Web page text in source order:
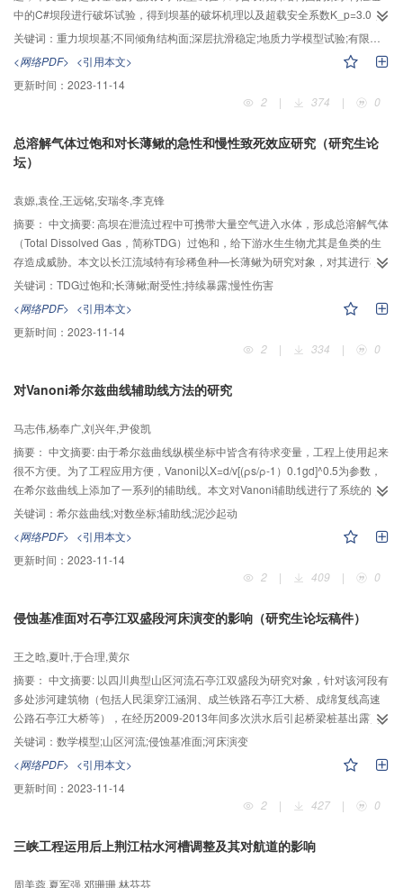
中的C#坝段进行破坏试验，得到坝基的破坏机理以及超载安全系数K_p=3.0，
再采用有限元，对天然坝基存在的不同倾角结构面进行多种组合计算分析，得
到含单倾斜结构面坝基超载安全系数K_c=2.6、双倾斜结构面坝基超载安全系数
K_c=2.4。研究结果表明：对于含双倾斜结构面的重力坝坝基，模型试验与有限
元计算所得的大坝破坏失稳过程相似，模型试验得到的超载安全系数略大于有
限元计算所得超载安全系数；含不同倾角结构面重力坝坝基，其失稳滑动模式
示了含不同倾角结构面的重力坝坝基深层滑动的破坏机理。
关键词： 重力坝坝基;不同倾角结构面;深层抗滑稳定;地质力学模型试验;有限元计算
<网络PDF> <引用本文>
更新时间： 2023-11-14
2
| 374 | 0
总溶解气体过饱和对长薄鳅的急性和慢性致死效应研究（研究生论
坛）
袁嫄,袁佺,王远铭,安瑞冬,李克锋
摘要： 中文摘要: 高坝在泄流过程中可携带大量空气进入水体，形成总溶解气体
（Total Dissolved Gas，简称TDG）过饱和，给下游水生生物尤其是鱼类的生
存造成威胁。本文以长江流域特有珍稀鱼种—长薄鳅为研究对象，对其进行不
同TDG饱和度下致死实验和再暴露实验，旨在研究长薄鳅对TDG过饱和水体的
耐受性以及低饱和度对其的慢性伤害作用。结果表明长薄鳅连续暴露在TDG饱
和度为120%、130%和140%的水体中的半致死时间分别为152.81h、64.02h
和14.89h。将在110%和120%饱和度下暴露96h后存活的长薄鳅，再次放入到
140%浓度下进行暴露，该情况下两组的半致死时间为8.72h和7.14h，较原
120%饱和度下暴露96h后存活的长薄鳅，再次放入130%浓度下进行暴露，该
致死时间快25.56%、75.81%。结果表明TDG低饱和度水体对长薄鳅有慢性伤
害的影响。
关键词： TDG过饱和;长薄鳅;耐受性;持续暴露;慢性伤害
<网络PDF> <引用本文>
更新时间： 2023-11-14
2
| 334 | 0
对Vanoni希尔兹曲线辅助线方法的研究
马志伟,杨奉广,刘兴年,尹俊凯
摘要： 中文摘要: 由于希尔兹曲线纵横坐标中皆含有待求变量，工程上使用起来
很不方便。为了工程应用方便，Vanoni以X=d/v[(ρs/ρ-1）0.1gd]^0.5为参数，
在希尔兹曲线上添加了一系列的辅助线。本文对Vanoni辅助线进行了系统的研
究，发现辅助线参数X其实就是无因次粒径d*的函数。为了构造辅助线，还需要
构造θ-X过渡线，这个过渡线，其实就是θ-d*曲线的变异。拟合了辅助线方程，
数学上证明了其斜率为2。同时发现辅助线直线方程的另一系数就是辅助线与直
线Re*=1的交点处的lgθ值。进一步完善了Vanoni辅助线，将其扩展到了
0.01≤Re*≤1000的区域内。在Re*<1区域内，辅助线转到了θ=0.1轴线的上方，
关键词： 希尔兹曲线;对数坐标;辅助线;泥沙起动
<网络PDF> <引用本文>
更新时间： 2023-11-14
2
| 409 | 0
侵蚀基准面对石亭江双盛段河床演变的影响（研究生论坛稿件）
王之晗,夏叶,于合理,黄尔
摘要： 中文摘要: 以四川典型山区河流石亭江双盛段为研究对象，针对该河段有
多处涉河建筑物（包括人民渠穿江涵洞、成兰铁路石亭江大桥、成绵复线高速
公路石亭江大桥等），在经历2009-2013年间多次洪水后引起桥梁桩基出露高
达10m、涵洞处河床下切20.29m等影响涉河建筑物运行安全的情况，本文利用
HEC-RAS的泥沙计算模块，研究在考虑床沙细化和清水冲刷的条件下，局部侵
蚀基准面的改变（包括侵蚀基准面下降、涵洞固床工程和桥位处的硬化工程的
存在与否）对石亭江双盛段河床演变的影响。结果表明，下游侵蚀基准面的下
降、涵洞固床工程的存在和桥位处的硬化工程均会不同程度的加剧该河段的局
段纵比降；涵洞固床工程与河床交界处易形成局部冲刷坑并加剧河床下切，由
关键词： 数学模型;山区河流;侵蚀基准面;河床演变
<网络PDF> <引用本文>
更新时间： 2023-11-14
2
| 427 | 0
三峡工程运用后上荆江枯水河槽调整及其对航道的影响
周美蓉,夏军强,邓珊珊,林芬芬